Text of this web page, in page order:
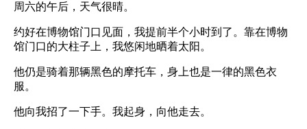
周六的午后，天气很晴。
约好在博物馆门口见面，我提前半个小时到了。靠在博物
馆门口的大柱子上，我悠闲地晒着太阳。
他仍是骑着那辆黑色的摩托车，身上也是一律的黑色衣
服。
他向我招了一下手。我起身，向他走去。